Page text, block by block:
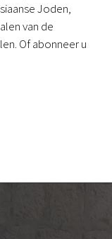
Joden,
van de
Of abonneer u